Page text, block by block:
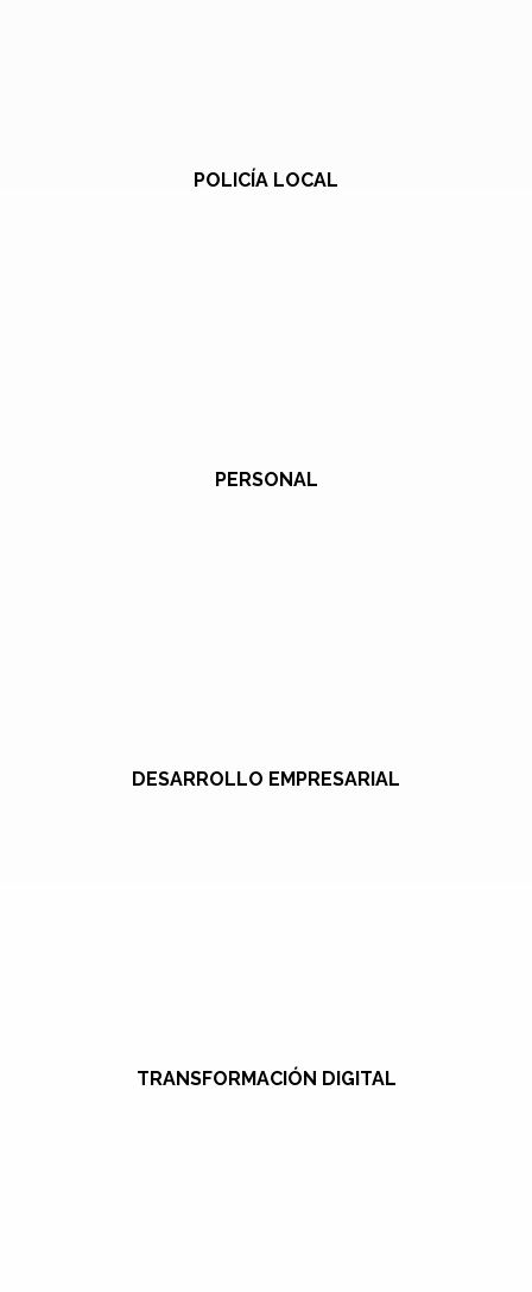
POLICÍA LOCAL
PERSONAL
DESARROLLO EMPRESARIAL
TRANSFORMACIÓN DIGITAL